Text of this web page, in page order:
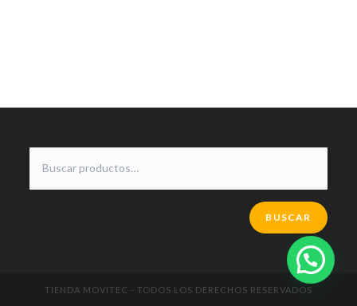
BUSCAR
TIENDA MOVITEC - TODOS LOS DERECHOS RESERVADOS